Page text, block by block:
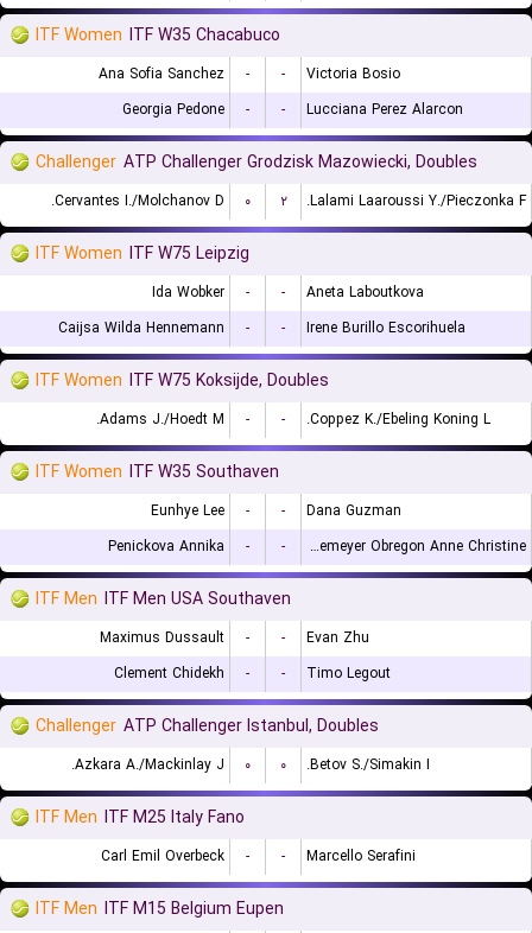
ITF Women ITF W35 Chacabuco
Ana Sofia Sanchez - -
Victoria Bosio
Georgia Pedone
- - Lucciana Perez Alarcon
Challenger ATP Challenger Grodzisk Mazowiecki, Doubles
Cervantes I./Molchanov D. ۰ ۲ Lalami Laaroussi Y./Pieczonka F.
ITF Women ITF W75 Leipzig
Ida Wobker - -
Aneta Laboutkova
Caijsa Wilda Hennemann
- - Irene Burillo Escorihuela
ITF Women ITF W75 Koksijde, Doubles
Adams J./Hoedt M. - - Coppez K./Ebeling Koning L.
ITF Women ITF W35 Southaven
Eunhye Lee - -
Dana Guzman
Penickova Annika
- - Lutkemeyer Obregon Anne Christine
ITF Men ITF Men USA Southaven
Maximus Dussault - -
Evan Zhu
Clement Chidekh
- - Timo Legout
Challenger ATP Challenger Istanbul, Doubles
Azkara A./Mackinlay J. ۰ ۰ Betov S./Simakin I.
ITF Men ITF M25 Italy Fano
Carl Emil Overbeck - - Marcello Serafini
ITF Men ITF M15 Belgium Eupen